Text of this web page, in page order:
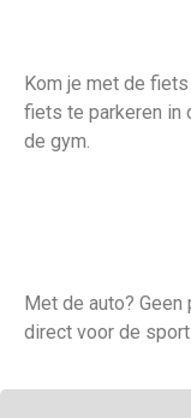
Kom je met de
fiets te parkeren in
de gym.
Met de auto?
direct voor de